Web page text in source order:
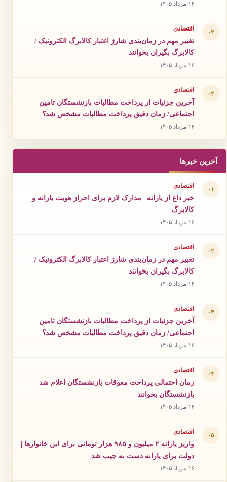
۱۶ مرداد ۱۴۰۵
۰۲ اقتصادی
تغییر مهم در زمان‌بندی شارژ اعتبار کالابرگ الکترونیک /
کالابرگ بگیران بخوانند
۱۶ مرداد ۱۴۰۵
۰۳ اقتصادی
آخرین جزئیات از پرداخت مطالبات بازنشستگان تامین
اجتماعی/ زمان دقیق پرداخت مطالبات مشخص شد؟
۱۶ مرداد ۱۴۰۵
آخرین خبرها
۰۱ اقتصادی
خبر داغ از یارانه | مدارک لازم برای احراز هویت یارانه و
کالابرگ
۱۶ مرداد ۱۴۰۵
۰۲ اقتصادی
تغییر مهم در زمان‌بندی شارژ اعتبار کالابرگ الکترونیک /
کالابرگ بگیران بخوانند
۱۶ مرداد ۱۴۰۵
۰۳ اقتصادی
آخرین جزئیات از پرداخت مطالبات بازنشستگان تامین
اجتماعی/ زمان دقیق پرداخت مطالبات مشخص شد؟
۱۶ مرداد ۱۴۰۵
۰۴ اقتصادی
زمان احتمالی پرداخت معوقات بازنشستگان اعلام شد |
بازنشستگان بخوانند
۱۶ مرداد ۱۴۰۵
۰۵ اقتصادی
واریز یارانه ۲ میلیون و ۹۸۵ هزار تومانی برای این خانوارها |
دولت برای یارانه دست به جیب شد
۱۶ مرداد ۱۴۰۵